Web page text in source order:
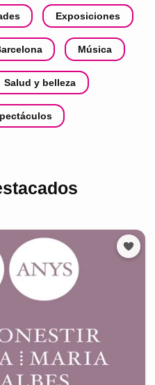
Exposiciones
Música
Salud y belleza